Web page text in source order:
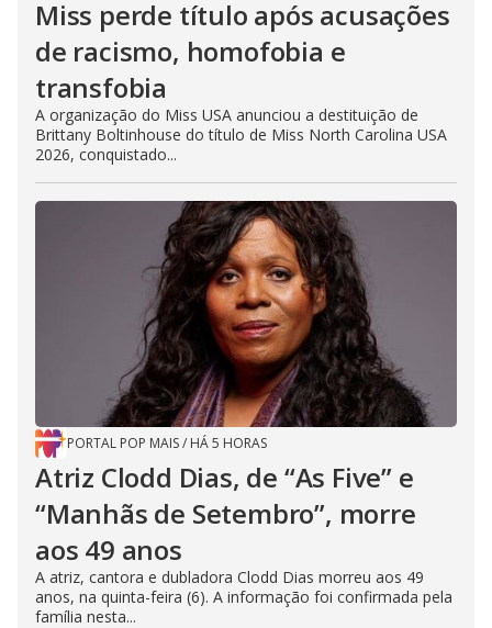
Miss perde título após acusações
de racismo, homofobia e
transfobia
A organização do Miss USA anunciou a destituição de
Brittany Boltinhouse do título de Miss North Carolina USA
2026, conquistado...
PORTAL POP MAIS/ HÁ 5 HORAS
Atriz Clodd Dias, de “As Five” e
“Manhãs de Setembro”, morre
aos 49 anos
A atriz, cantora e dubladora Clodd Dias morreu aos 49
anos, na quinta-feira (6). A informação foi confirmada pela
família nesta...